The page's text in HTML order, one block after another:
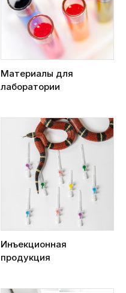
Материалы для
лаборатории
Инъекционная
продукция